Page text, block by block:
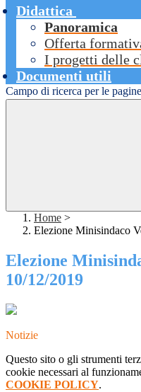
Didattica
Panoramica
Offerta
I progetti delle
Documenti utili
Campo di ricerca per le
Home >
Elezione Minisindaco
Elezione
10/12/2019
Notizie
Questo sito o gli strumenti
cookie necessari al
COOKIE POLICY.